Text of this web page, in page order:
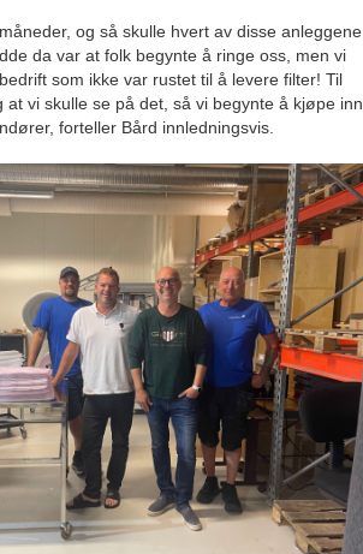
og så skulle hvert av disse anleggene
da var at folk begynte å ringe oss, men vi
som ikke var rustet til å levere filter! Til
at vi skulle se på det, så vi begynte å kjøpe inn
forteller Bård innledningsvis.